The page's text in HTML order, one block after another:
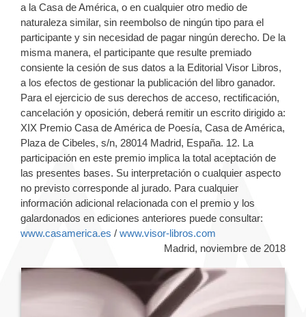
a la Casa de América, o en cualquier otro medio de
naturaleza similar, sin reembolso de ningún tipo para el
participante y sin necesidad de pagar ningún derecho. De la
misma manera, el participante que resulte premiado
consiente la cesión de sus datos a la Editorial Visor Libros,
a los efectos de gestionar la publicación del libro ganador.
Para el ejercicio de sus derechos de acceso, rectificación,
cancelación y oposición, deberá remitir un escrito dirigido a:
XIX Premio Casa de América de Poesía, Casa de América,
Plaza de Cibeles, s/n, 28014 Madrid, España. 12. La
participación en este premio implica la total aceptación de
las presentes bases. Su interpretación o cualquier aspecto
no previsto corresponde al jurado. Para cualquier
información adicional relacionada con el premio y los
galardonados en ediciones anteriores puede consultar:
www.casamerica.es / www.visor-libros.com
Madrid, noviembre de 2018